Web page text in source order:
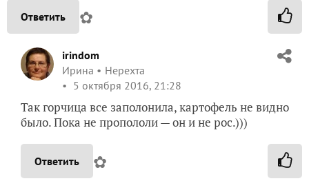
Ответить ✿
irindom
Ирина
Нерехта
5 октября 2016, 21:28
Так горчица все заполонила, картофель не видно
было. Пока не пропололи — он и не рос.)))
Ответить ✿